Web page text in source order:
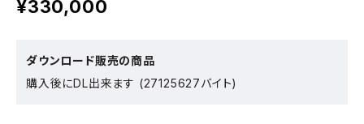
¥330,000
ダウンロード販売の商品
購入後にDL出来ます (27125627バイト)